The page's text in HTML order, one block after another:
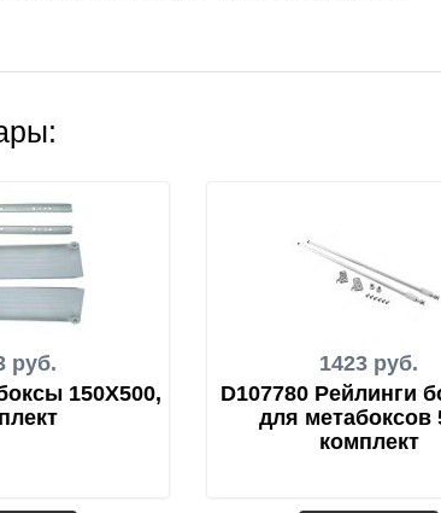
руб.
150Х500,
1423 руб.
D107780 Рейлинги
для метабоксов
комплект